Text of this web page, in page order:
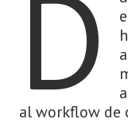
D
al workflow de